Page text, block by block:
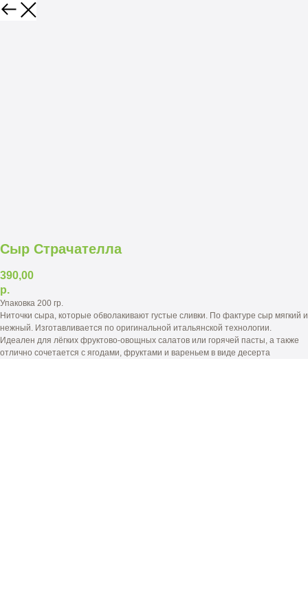
Сыр Страчателла
390,00
р.
Упаковка 200 гр.
Ниточки сыра, которые обволакивают густые сливки. По фактуре сыр мягкий и
нежный. Изготавливается по оригинальной итальянской технологии.
Идеален для лёгких фруктово-овощных салатов или горячей пасты, а также
отлично сочетается с ягодами, фруктами и вареньем в виде десерта